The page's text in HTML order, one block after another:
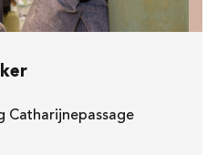
Catharijnepassage